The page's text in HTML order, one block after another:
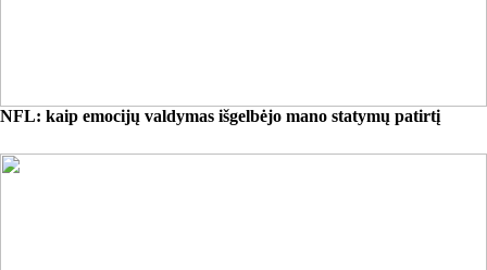
NFL: kaip emocijų valdymas išgelbėjo mano statymų patirtį